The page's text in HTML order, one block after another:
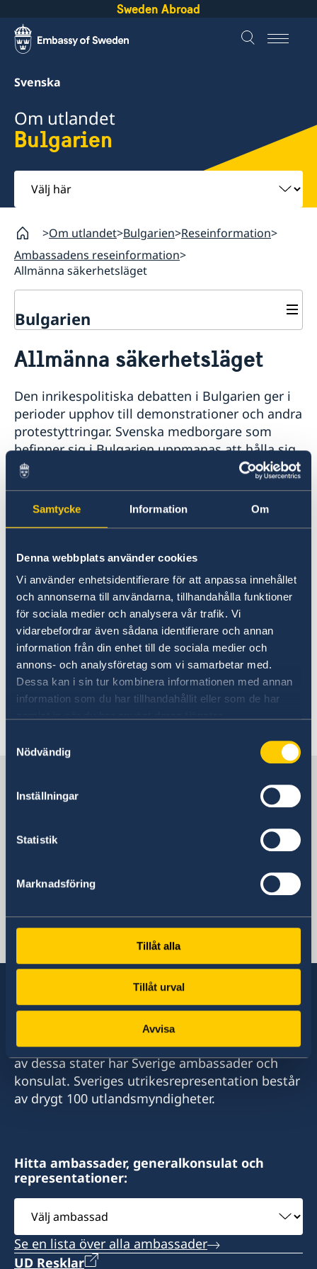
Samtycke Information Om
Denna webbplats använder cookies
Vi använder enhetsidentifierare för att anpassa innehållet
och annonserna till användarna, tillhandahålla funktioner
för sociala medier och analysera vår trafik. Vi
vidarebefordrar även sådana identifierare och annan
information från din enhet till de sociala medier och
annons- och analysföretag som vi samarbetar med.
Dessa kan i sin tur kombinera informationen med annan
information som du har tillhandahållit eller som de har
Nödvändig
Inställningar
Statistik
Marknadsföring
Tillåt alla
Tillåt urval
Avvisa
Sweden Abroad
Svenska
Om utlandet
Bulgarien
Välj
här
Om utlandet Bulgarien Reseinformation
Ambassadens reseinformation
Allmänna säkerhetsläget
Bulgarien
Hjälp till svenskar i Bulgarien
Pass i Bulgarien
Samordningsnummer i Bulgarien
Legaliseringar/apostille
Gifta sig i Bulgarien
Ambassadens reseinformation
Allmänna säkerhetsläget
Terrorism
Naturförhållanden och katastrofer
In- och utresebestämmelser
Hälso- och sjukvård
Försäkringsskydd
Lokala lagar och sedvänjor
Trafiksäkerhet
Service för svenska företag i Bulgarien
Allmänna säkerhetsläget
Den inrikespolitiska debatten i Bulgarien ger i
perioder upphov till demonstrationer och andra
protestyttringar. Svenska medborgare som
befinner sig i Bulgarien uppmanas att hålla sig
informerade om läget samt följa den lokala
ordningsmaktens rekommendationer.
Bulgarien är ett relativt tryggt och säkert EU-
inga direkta hot har riktats mot landet.
Säkerheten är dock höjd vid offentliga
byggnader och vid större evenemang.
Besökare i Bulgarien bör hålla sig uppdaterade
om situationen i landet genom information via
bland annat medier samt vara vaksamma och
undvika större folksamlingar.
Senast uppdaterad 03 aug. 2026, 11.39
Bulgarien, Stockholm
Svenska konsulat
TELEFONNUMMER
+359 2 4177178
sofia.swecons@consulateofsweden.eu
Honorary Consulate General of Sweden
Visits to the Honorary Consulate are by
appointment only. The Honorary Consulate
Sverige har diplomatiska förbindelser med i
stort sett alla stater i världen. I ungefär hälften
av dessa stater har Sverige ambassader och
konsulat. Sveriges utrikesrepresentation består
av drygt 100 utlandsmyndigheter.
Hitta ambassader, generalkonsulat och
representationer:
Välj
ambassad
Se en lista över alla ambassader
UD Resklar